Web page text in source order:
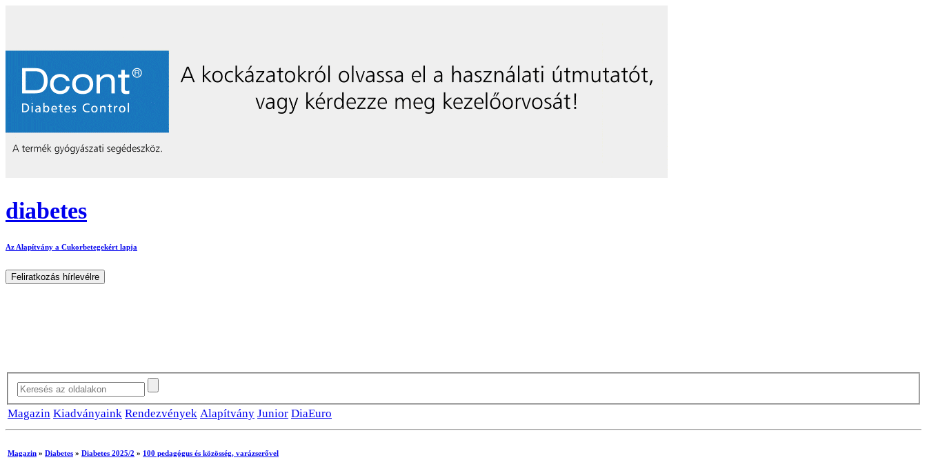
diabetes
Az Alapítvány a Cukorbetegekért lapja
Magazin Kiadványaink Rendezvények Alapítvány Junior DiaEuro
Magazin » Diabetes » Diabetes 2025/2 » 100 pedagógus és közösség, varázserővel